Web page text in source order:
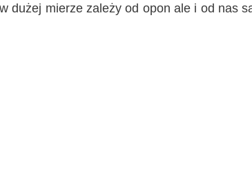
dużej mierze zależy od opon ale i od nas